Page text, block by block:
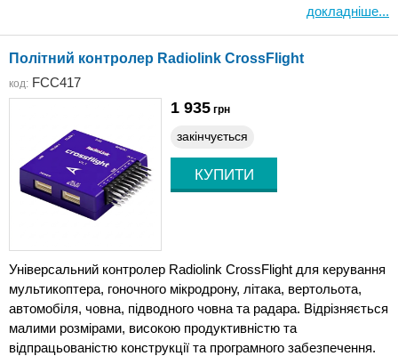
докладніше...
Політний контролер Radiolink CrossFlight
код: FCC417
1 935 грн
закінчується
Універсальний контролер Radiolink CrossFlight для керування
мультикоптера, гоночного мікродрону, літака, вертольота,
автомобіля, човна, підводного човна та радара. Відрізняється
малими розмірами, високою продуктивністю та
відпрацьованістю конструкції та програмного забезпечення.